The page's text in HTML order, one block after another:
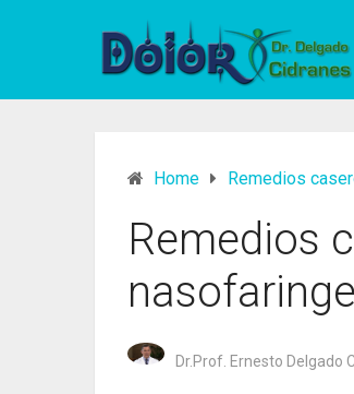
Home Remedios
Remedios
nasofaringe
Dr.Prof. Ernesto Delgado